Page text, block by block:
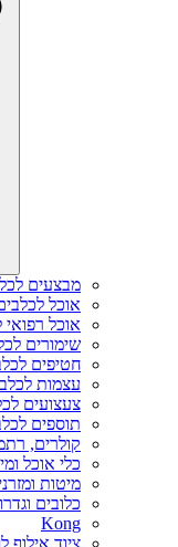
מבצעים
אוכל
אוכל רפואי
שימורים
חטיפים
עצמות
צעצועים
תוספים
קולרים,
כלי אוכל
מיטות
כלובים
Kong